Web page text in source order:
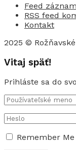
Feed
RSS feed
Kontakt
2025 ©
Vitaj späť!
Prihláste sa do
Remember Me